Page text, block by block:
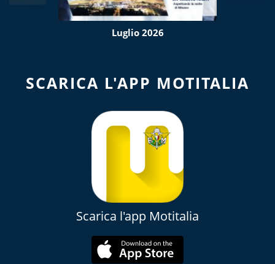
Luglio 2026
SCARICA L'APP MOTITALIA
Scarica l'app Motitalia